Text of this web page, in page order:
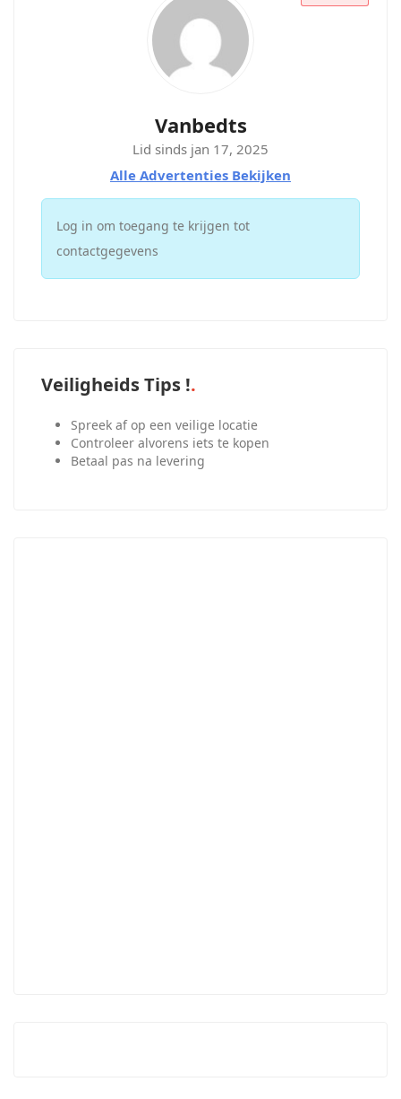
Vanbedts
Lid sinds jan 17, 2025
Alle Advertenties Bekijken
Log in om toegang te krijgen tot
contactgegevens
Veiligheids Tips !
Spreek af op een veilige locatie
Controleer alvorens iets te kopen
Betaal pas na levering